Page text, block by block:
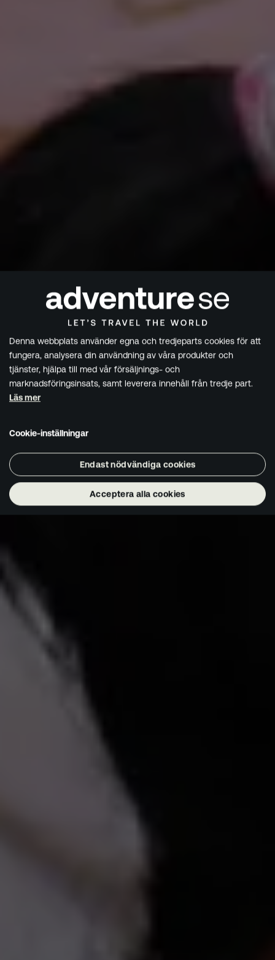
Denna webbplats använder egna och tredjeparts cookies för att
fungera, analysera din användning av våra produkter och
tjänster, hjälpa till med vår försäljnings- och
marknadsföringsinsats, samt leverera innehåll från tredje part.
Läs mer
Cookie-inställningar
Endast nödvändiga cookies
Acceptera alla cookies